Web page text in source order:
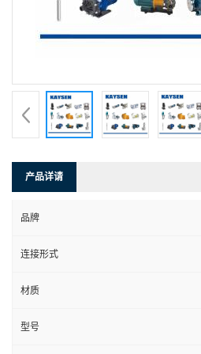
产品详请
品牌
连接形式
材质
型号